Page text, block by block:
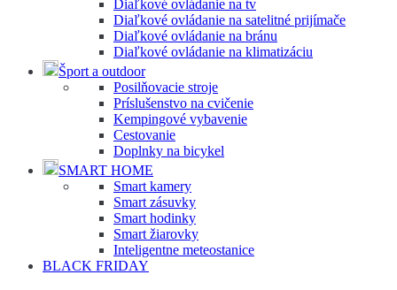
Diaľkové ovládanie na tv
Diaľkové ovládanie na satelitné prijímače
Diaľkové ovládanie na bránu
Diaľkové ovládanie na klimatizáciu
Šport a outdoor
Posilňovacie stroje
Príslušenstvo na cvičenie
Kempingové vybavenie
Cestovanie
Doplnky na bicykel
SMART HOME
Smart kamery
Smart zásuvky
Smart hodinky
Smart žiarovky
Inteligentne meteostanice
BLACK FRIDAY